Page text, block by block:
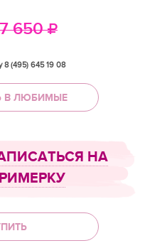
650
8 (495) 645 19 08
В ЛЮБИМЫЕ
НА